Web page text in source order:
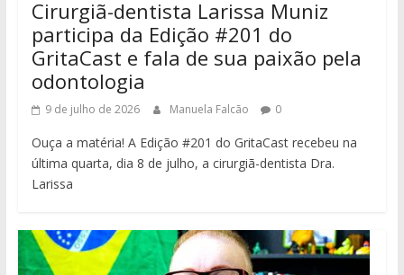
Cirurgiã-dentista Larissa Muniz
participa da Edição #201 do
GritaCast e fala de sua paixão pela
odontologia
9 de julho de 2026 Manuela Falcão 0
Ouça a matéria! A Edição #201 do GritaCast recebeu na
última quarta, dia 8 de julho, a cirurgiã-dentista Dra.
Larissa